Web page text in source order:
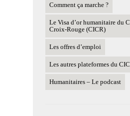
Comment ça marche ?
Le Visa d’or humanitaire du
Croix-Rouge (CICR)
Les offres d’emploi
Les autres plateformes du
Humanitaires – Le podcast